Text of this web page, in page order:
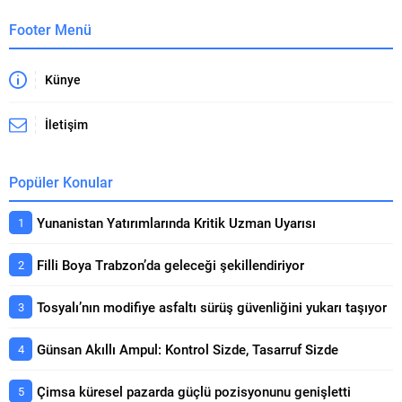
Footer Menü
Künye
İletişim
Popüler Konular
Yunanistan Yatırımlarında Kritik Uzman Uyarısı
Filli Boya Trabzon’da geleceği şekillendiriyor
Tosyalı’nın modifiye asfaltı sürüş güvenliğini yukarı taşıyor
Günsan Akıllı Ampul: Kontrol Sizde, Tasarruf Sizde
Çimsa küresel pazarda güçlü pozisyonunu genişletti